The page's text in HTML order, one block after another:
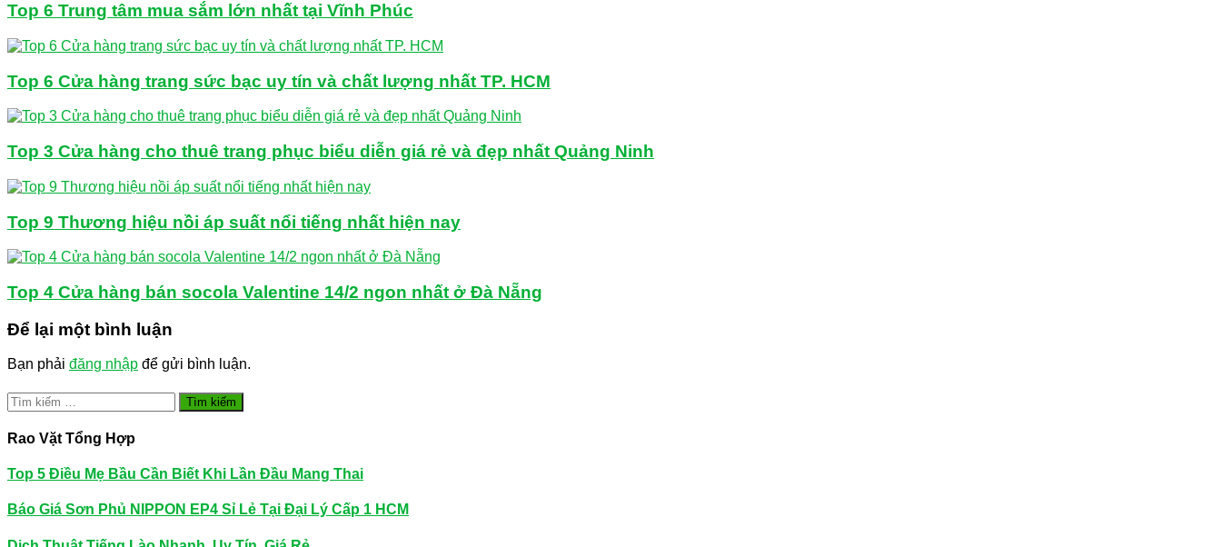
Top 6 Trung tâm mua sắm lớn nhất tại Vĩnh Phúc
Top 6 Cửa hàng trang sức bạc uy tín và chất lượng nhất TP. HCM
Top 3 Cửa hàng cho thuê trang phục biểu diễn giá rẻ và đẹp nhất Quảng Ninh
Top 9 Thương hiệu nồi áp suất nổi tiếng nhất hiện nay
Top 4 Cửa hàng bán socola Valentine 14/2 ngon nhất ở Đà Nẵng
Để lại một bình luận
Bạn phải đăng nhập để gửi bình luận.
Tìm
kiếm
cho:
Rao Vặt Tổng Hợp
Top 5 Điều Mẹ Bầu Cần Biết Khi Lần Đầu Mang Thai
Báo Giá Sơn Phủ NIPPON EP4 Sỉ Lẻ Tại Đại Lý Cấp 1 HCM